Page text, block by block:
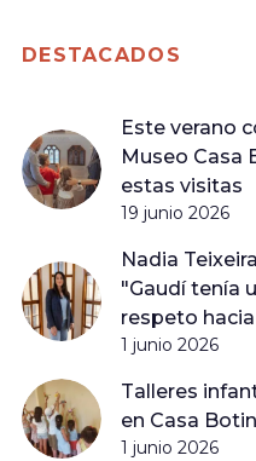
DESTACADOS
Este verano
Museo Casa
estas visitas
19 junio 2026
Nadia
"Gaudí tenía
respeto
1 junio 2026
Talleres
en Casa
1 junio 2026